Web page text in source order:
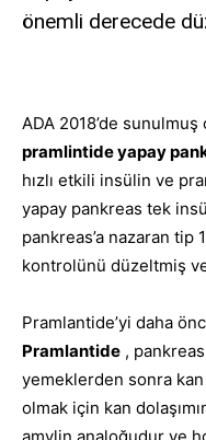
önemli derecede
ADA 2018’de sunulmuş
pramlintide yapay
hızlı etkili insülin ve
yapay pankreas tek
pankreas’a nazaran
kontrolünü düzeltmiş
Pramlantide’yi daha
Pramlantide ,
yemeklerden sonra
olmak için kan